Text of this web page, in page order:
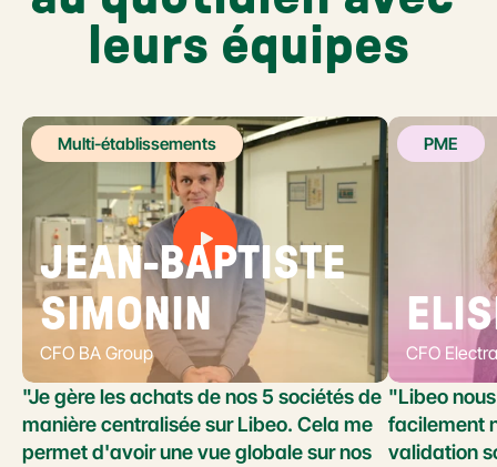
leurs équipes
Multi-établissements
JEAN-BAPTISTE
SIMONIN
CFO BA Group
"Je gère les achats de nos 5 sociétés de
manière centralisée sur Libeo. Cela me
permet d'avoir une vue globale sur nos
PME
CFO Electra
"Libeo
facilement
validation